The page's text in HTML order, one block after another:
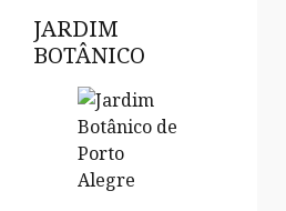
JARDIM
BOTÂNICO